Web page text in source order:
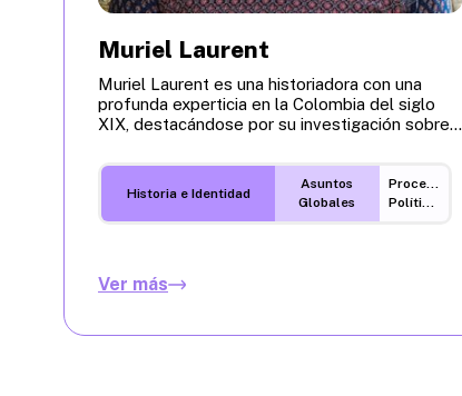
Muriel Laurent
Muriel Laurent es una historiadora con una
profunda experticia en la Colombia del siglo
XIX, destacándose por su investigación sobre...
Historia e Identidad
Asuntos
Globales
Procesos
Políticos
Ver más